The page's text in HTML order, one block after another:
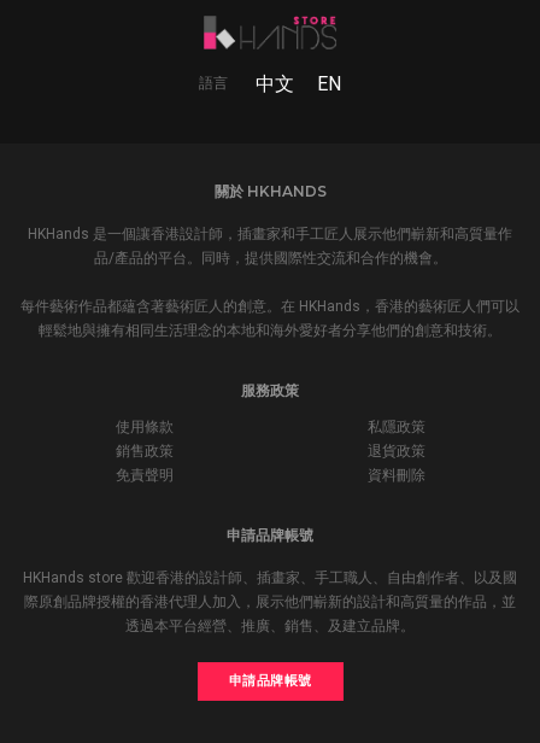
語言 中文 EN
關於 HKHANDS
HKHands 是一個讓香港設計師，插畫家和手工匠人展示他們嶄新和高質量作
品/產品的平台。同時，提供國際性交流和合作的機會。
每件藝術作品都蘊含著藝術匠人的創意。在 HKHands，香港的藝術匠人們可以
輕鬆地與擁有相同生活理念的本地和海外愛好者分享他們的創意和技術。
服務政策
使用條款
私隱政策
銷售政策
退貨政策
免責聲明
資料刪除
申請品牌帳號
HKHands store 歡迎香港的設計師、插畫家、手工職人、自由創作者、以及國
際原創品牌授權的香港代理人加入，展示他們嶄新的設計和高質量的作品，並
透過本平台經營、推廣、銷售、及建立品牌。
申請品牌帳號